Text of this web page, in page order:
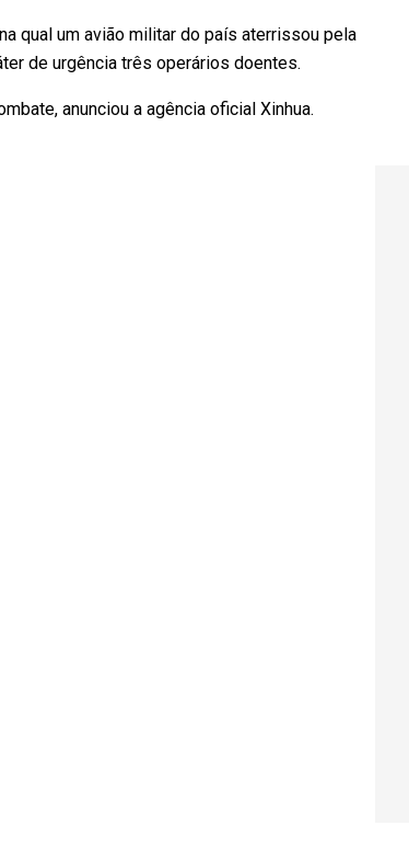
qual um avião militar do país aterrissou pela
de urgência três operários doentes.
anunciou a agência oficial Xinhua.